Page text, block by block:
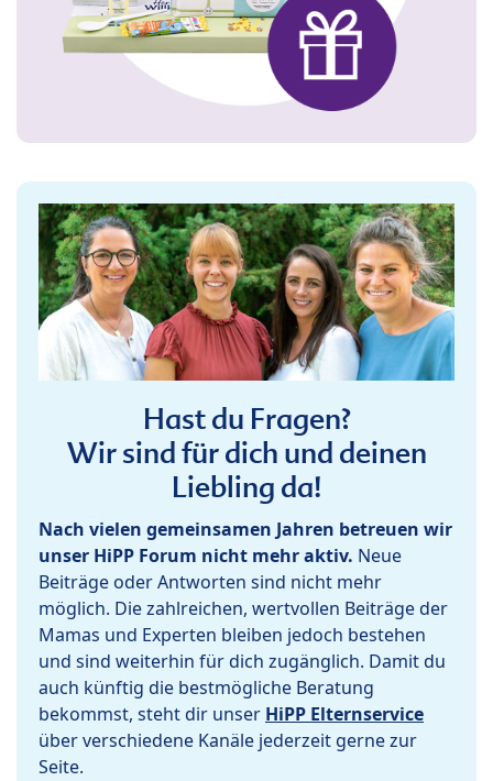
Hast du Fragen?
Wir sind für dich und deinen
Liebling da!
Nach vielen gemeinsamen Jahren betreuen wir
unser HiPP Forum nicht mehr aktiv. Neue
Beiträge oder Antworten sind nicht mehr
möglich. Die zahlreichen, wertvollen Beiträge der
Mamas und Experten bleiben jedoch bestehen
und sind weiterhin für dich zugänglich. Damit du
auch künftig die bestmögliche Beratung
bekommst, steht dir unser HiPP Elternservice
über verschiedene Kanäle jederzeit gerne zur
Seite.